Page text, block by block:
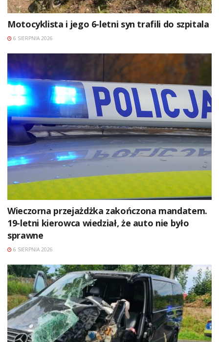
Motocyklista i jego 6-letni syn trafili do szpitala
6 SIERPNIA 2026
Wieczorna przejażdżka zakończona mandatem.
19-letni kierowca wiedział, że auto nie było
sprawne
6 SIERPNIA 2026